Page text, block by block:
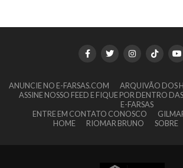
ANUNCIE NO E-FARSAS.COM ARQUIVÃO DOS
ASSINE NOSSO FEED E FIQUE POR DENTRO
E-FARSAS
ENTRE EM CONTATO CONOSCO
HOME
RIOMAR BRUNO SOBRE